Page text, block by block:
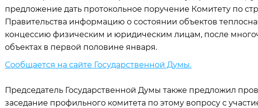
предложение дать протокольное поручение Комитету по
Правительства информацию о состоянии объектов
концессию физическим и юридическим лицам, после
объектах в первой половине января.
Сообщается на сайте Государственной Думы.
Председатель Государственной Думы также предложил
заседание профильного комитета по этому вопросу с